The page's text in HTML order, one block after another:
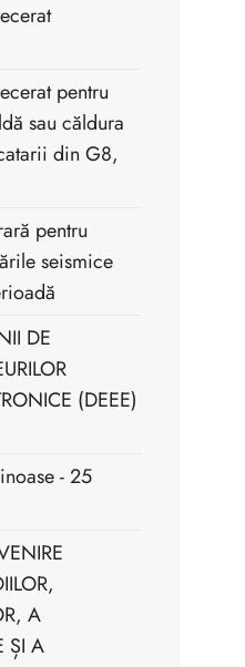
pentru
sau căldura
din G8,
pentru
seismice
DE
(DEEE)
- 25
A
ȘI A